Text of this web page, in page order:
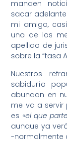
manden
sacar
mi amigo, casi
uno de los
apellido de
sobre la “tasa
Nuestros
sabiduría
abundan en
me va a servir
es «el que
aunque ya
-normalmente